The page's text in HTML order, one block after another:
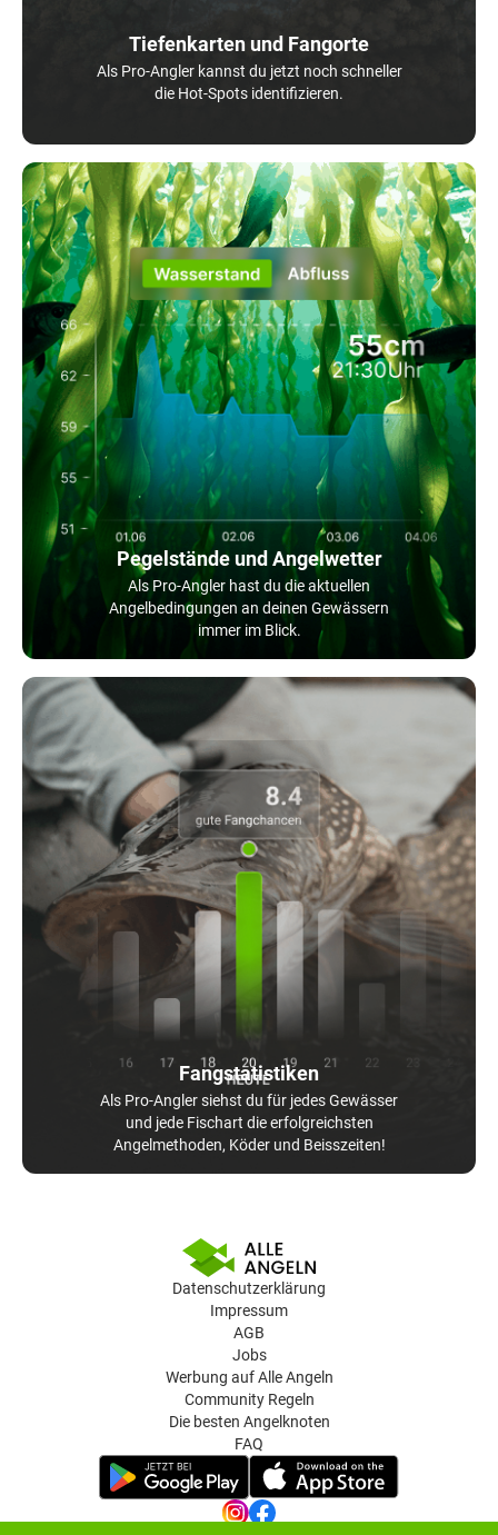
Tiefenkarten und Fangorte
Als Pro-Angler kannst du jetzt noch schneller
die Hot-Spots identifizieren.
Pegelstände und Angelwetter
Als Pro-Angler hast du die aktuellen
Angelbedingungen an deinen Gewässern
immer im Blick.
Fangstatistiken
Als Pro-Angler siehst du für jedes Gewässer
und jede Fischart die erfolgreichsten
Angelmethoden, Köder und Beisszeiten!
Datenschutzerklärung
Impressum
AGB
Jobs
Werbung auf Alle Angeln
Community Regeln
Die besten Angelknoten
FAQ